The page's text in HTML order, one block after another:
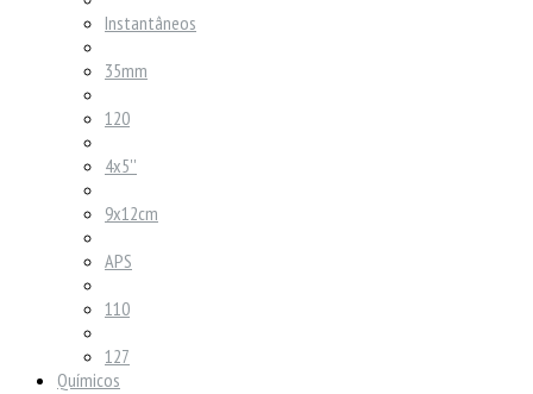
Instantâneos
35mm
120
4x5''
9x12cm
APS
110
127
Químicos